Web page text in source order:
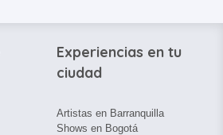
Experiencias en tu
ciudad
Artistas en Barranquilla
Shows en Bogotá